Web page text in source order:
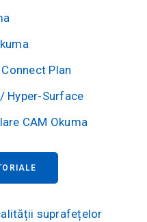
Plan
Hyper-Surface
CAM Okuma
suprafețelor